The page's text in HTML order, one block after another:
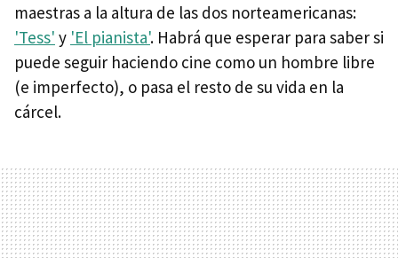
maestras a la altura de las dos norteamericanas:
'Tess' y 'El pianista'. Habrá que esperar para saber si
puede seguir haciendo cine como un hombre libre
(e imperfecto), o pasa el resto de su vida en la
cárcel.